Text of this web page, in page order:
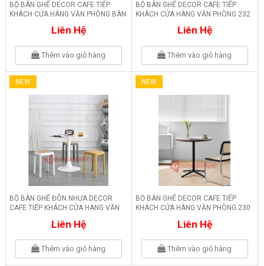
BỘ BÀN GHẾ DECOR CAFE TIẾP
KHÁCH CỬA HÀNG VĂN PHÒNG BÀN
Liên Hệ
Thêm vào giỏ hàng
BỘ BÀN GHẾ DECOR CAFE TIẾP
KHÁCH CỬA HÀNG VĂN PHÒNG 232
Liên Hệ
Thêm vào giỏ hàng
NEW
BỘ BÀN GHẾ ĐÔN NHỰA DECOR
CAFE TIẾP KHÁCH CỬA HÀNG VĂN
Liên Hệ
Thêm vào giỏ hàng
NEW
BỘ BÀN GHẾ DECOR CAFE TIẾP
KHÁCH CỬA HÀNG VĂN PHÒNG 230
Liên Hệ
Thêm vào giỏ hàng